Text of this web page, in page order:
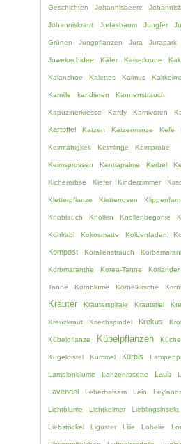
Geschichten Johannisbeere
Johanniskraut Judasbaum Jungfer
Grünen Jungpflanzen Jura Jurapark
Juwelorchidee Käfer Kaiserkrone
Kalanchoe Kalettes Kalmus
Kamille kandieren Kannenstrauch
Kapuzinerkresse Kardy Karnivoren
Kartoffel Katzen Katzenminze Kefe
Keimfähigkeit Keimlinge Keimprobe
Keimsprossen Kentiapalme Kerbel
Kichererbse Kiefer Kinderzimmer
Kletterpflanze Kletterrosen Klippenfarn
Knoblauch Knollen Knollenbegonie
Kohlrabi Kokosmatte Kolbenfaden
Kompost Korallenstrauch
Korbmaranthe Korea-Tanne Koriander
Tanne Kornblume Kornelkirsche
Kräuter Kräuterspirale Krautstiel
Kreuzkraut Kriechspindel Krokus
Kübelpflanze Kübelpflanzen
Kugeldistel Kümmel Kürbis
Lampionblume Lanzenrosette Laub
Lavendel Leberbalsam Lein
Lichtblume Lichtkeimer Lieblingsinsekt
Liebstöckel Liguster Lilie Lobelie